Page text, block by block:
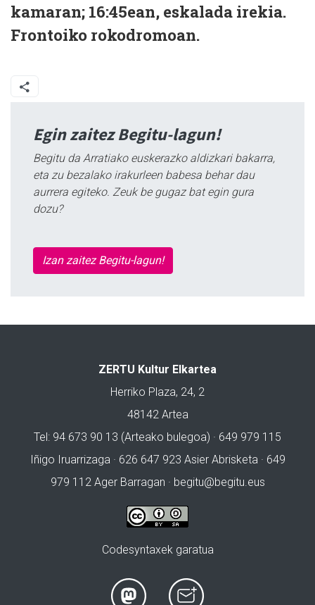
kamaran; 16:45ean, eskalada irekia.
Frontoiko rokodromoan.
Egin zaitez Begitu-lagun!
Begitu da Arratiako euskerazko aldizkari bakarra,
eta zu bezalako irakurleen babesa behar dau
aurrera egiteko. Zeuk be gugaz bat egin gura
dozu?
Izan zaitez Begitu-lagun!
ZERTU Kultur Elkartea
Herriko Plaza, 24, 2
48142 Artea
Tel: 94 673 90 13 (Arteako bulegoa) · 649 979 115
Iñigo Iruarrizaga · 626 647 923 Asier Abrisketa · 649
979 112 Ager Barragan · begitu@begitu.eus
Codesyntaxek garatua